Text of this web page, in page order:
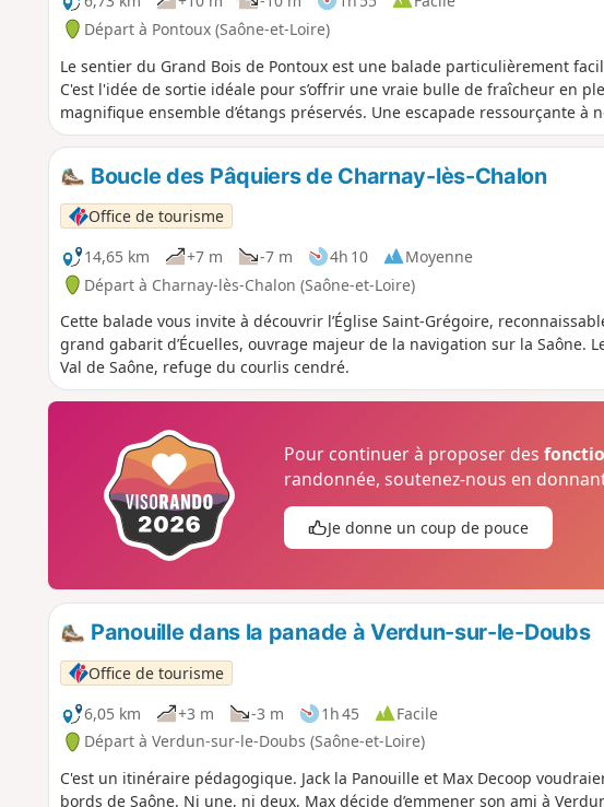
Départ à Pontoux (Saône-et-Loire)
Le sentier du Grand Bois de Pontoux est une balade particulièrement
C'est l'idée de sortie idéale pour s’offrir une vraie bulle de fraîcheur en
magnifique ensemble d’étangs préservés. Une escapade ressourçante à
Boucle des Pâquiers de Charnay-lès-Chalon
Office de tourisme
14,65 km
+7 m -7 m 4h 10
Moyenne
Départ à Charnay-lès-Chalon (Saône-et-Loire)
Cette balade vous invite à découvrir l’Église Saint-Grégoire,
grand gabarit d’Écuelles, ouvrage majeur de la navigation sur la Saône.
Val de Saône, refuge du courlis cendré.
Pour continuer à proposer des
randonnée, soutenez-nous en
Je donne un coup de pouce
Panouille dans la panade à Verdun-sur-le-Doubs
Office de tourisme
6,05 km
+3 m -3 m 1h 45
Facile
Départ à Verdun-sur-le-Doubs (Saône-et-Loire)
C'est un itinéraire pédagogique. Jack la Panouille et Max Decoop
bords de Saône. Ni une, ni deux, Max décide d’emmener son ami à